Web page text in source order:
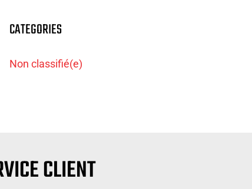
CATEGORIES
Non classifié(e)
CLIENT